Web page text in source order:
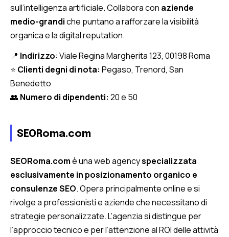
sull’intelligenza artificiale. Collabora con aziende
medio-grandiche puntano a rafforzare la visibilità
organica e la digital reputation.
📍 Indirizzo: Viale Regina Margherita 123, 00198 Roma
⭐ Clienti degni di nota: Pegaso, Trenord, San
Benedetto
👥 Numero di dipendenti: 20 e 50
SEORoma.com
SEORoma.comè una web agencyspecializzata
esclusivamente in posizionamento organico e
consulenze SEO. Opera principalmente online e si
rivolge a professionisti e aziende che necessitano di
strategie personalizzate. L’agenzia si distingue per
l’approccio tecnico e per l’attenzione al ROI delle attività